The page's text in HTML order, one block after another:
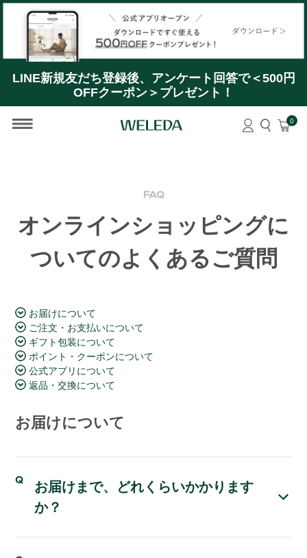
LINE新規友だち登録後、アンケート回答で＜500円
OFFクーポン＞プレゼント！
【公式アプリオープン】ダウンロードですぐ使える＜
500円OFFクーポン＞プレゼント！
0
FAQ
オンラインショッピングに
ついてのよくあるご質問
お届けについて
ご注文・お支払いについて
ギフト包装について
ポイント・クーポンについて
公式アプリについて
返品・交換について
お届けについて
お届けまで、どれくらいかかります
か？